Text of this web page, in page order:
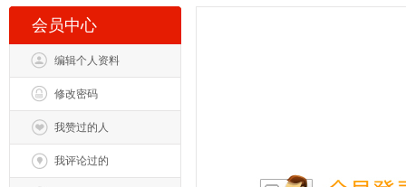
会员中心
编辑个人资料
修改密码
我赞过的人
我评论过的